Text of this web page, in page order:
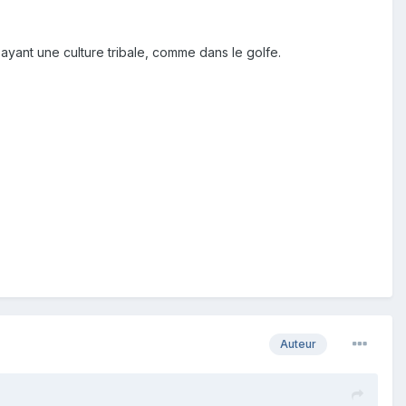
une culture tribale, comme dans le golfe.
Auteur